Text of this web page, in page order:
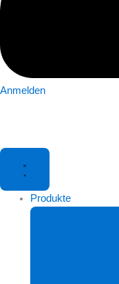
Anmelden
Produkte